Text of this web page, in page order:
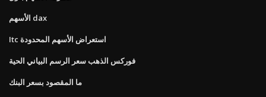
الأسهم dax
Itc استعراض الأسهم المحدودة
فوركس الذهب سعر الرسم البياني الحية
ما المقصود بسعر البنك